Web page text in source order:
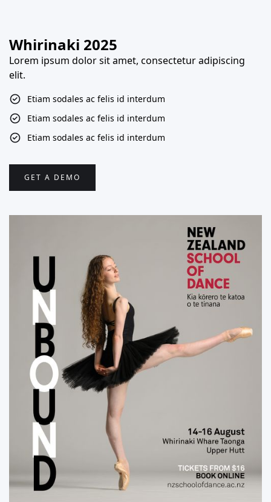
Whirinaki 2025
Lorem ipsum dolor sit amet, consectetur adipiscing
elit.
Etiam sodales ac felis id interdum
Etiam sodales ac felis id interdum
Etiam sodales ac felis id interdum
GET A DEMO